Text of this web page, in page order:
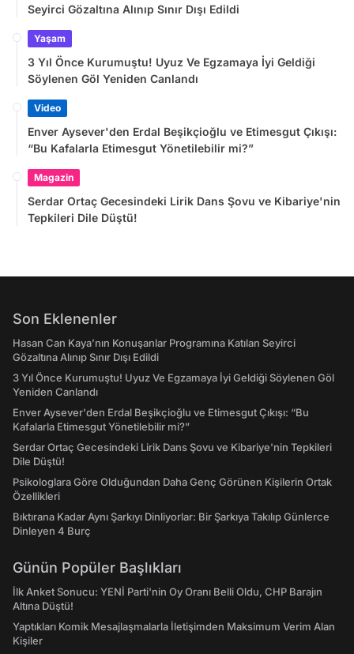
Seyirci Gözaltına Alınıp Sınır Dışı Edildi
Yaşam
3 Yıl Önce Kurumuştu! Uyuz Ve Egzamaya İyi Geldiği
Söylenen Göl Yeniden Canlandı
Video
Enver Aysever'den Erdal Beşikçioğlu ve Etimesgut Çıkışı:
“Bu Kafalarla Etimesgut Yönetilebilir mi?”
Magazin
Serdar Ortaç Gecesindeki Lirik Dans Şovu ve Kibariye'nin
Tepkileri Dile Düştü!
Son Eklenenler
Hasan Can Kaya’nın Konuşanlar Programına Katılan Seyirci
Gözaltına Alınıp Sınır Dışı Edildi
3 Yıl Önce Kurumuştu! Uyuz Ve Egzamaya İyi Geldiği Söylenen Göl
Yeniden Canlandı
Enver Aysever'den Erdal Beşikçioğlu ve Etimesgut Çıkışı: “Bu
Kafalarla Etimesgut Yönetilebilir mi?”
Serdar Ortaç Gecesindeki Lirik Dans Şovu ve Kibariye'nin Tepkileri
Dile Düştü!
Psikologlara Göre Olduğundan Daha Genç Görünen Kişilerin Ortak
Özellikleri
Bıktırana Kadar Aynı Şarkıyı Dinliyorlar: Bir Şarkıya Takılıp Günlerce
Dinleyen 4 Burç
Günün Popüler Başlıkları
İlk Anket Sonucu: YENİ Parti'nin Oy Oranı Belli Oldu, CHP Barajın
Altına Düştü!
Yaptıkları Komik Mesajlaşmalarla İletişimden Maksimum Verim Alan
Kişiler